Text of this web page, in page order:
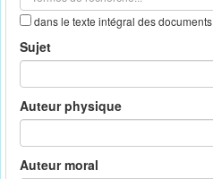
dans le texte intégral des documents
Sujet
Auteur physique
Auteur moral